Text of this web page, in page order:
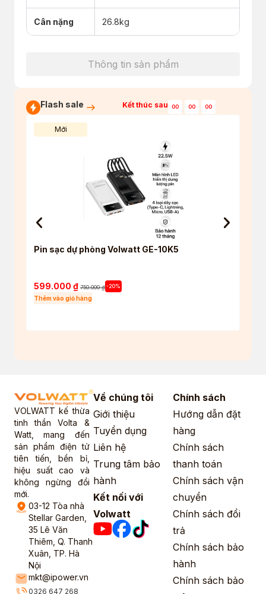
Thông tin sản phẩm
Cân nặng 26.8kg
Flash sale Kết thúc sau 00 00 00
Mới
Pin sạc dự phòng Volwatt GE-10K5
599.000 ₫ 750.000₫-20%
Thêm vào giỏ hàng
VOLWATT kế thừa
tinh thần Volta &
Watt, mang đến
sản phẩm điện tử
tiên tiến, bền bỉ,
hiệu suất cao và
không ngừng đổi
mới.
03-12 Tòa nhà
Stellar Garden,
35 Lê Văn
Thiêm, Q. Thanh
Xuân, TP. Hà
Nội
mkt@ipower.vn
0326 647 268
Về chúng tôi
Giới thiệu
Tuyển dụng
Liên hệ
Trung tâm bảo
hành
Kết nối với
Volwatt
Chính sách
Hướng dẫn đặt
hàng
Chính sách
thanh toán
Chính sách vận
chuyển
Chính sách đổi
trả
Chính sách bảo
hành
Chính sách bảo